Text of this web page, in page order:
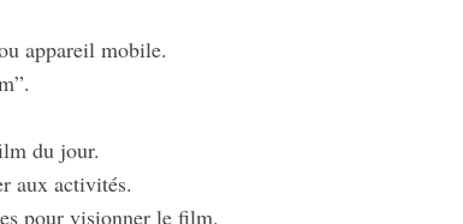
appareil mobile.
du jour.
aux activités.
pour visionner le film.